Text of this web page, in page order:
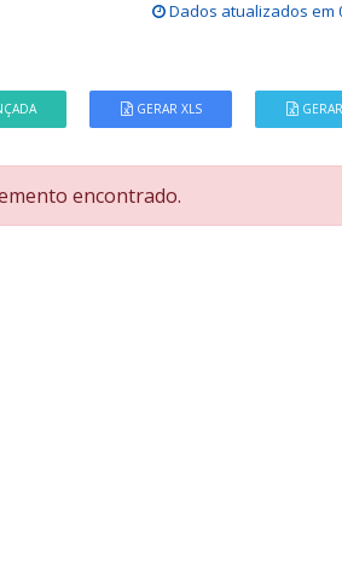
Dados atualizados em
GERAR XLS
encontrado.